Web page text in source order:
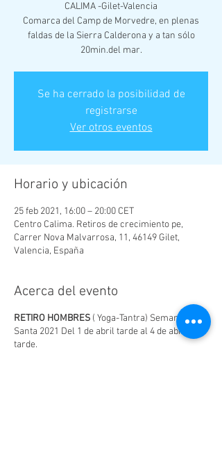
CALIMA -Gilet-Valencia
Comarca del Camp de Morvedre, en plenas
faldas de la Sierra Calderona y a tan sólo
Se ha cerrado la posibilidad de
registrarse
Ver otros eventos
Horario y ubicación
25 feb 2021, 16:00 – 20:00 CET
Centro Calima. Retiros de crecimiento pe,
Carrer Nova Malvarrosa, 11, 46149 Gilet,
Valencia, España
Acerca del evento
RETIRO HOMBRES ( Yoga-Tantra) Semana
Santa 2021 Del 1 de abril tarde al 4 de abril
tarde.